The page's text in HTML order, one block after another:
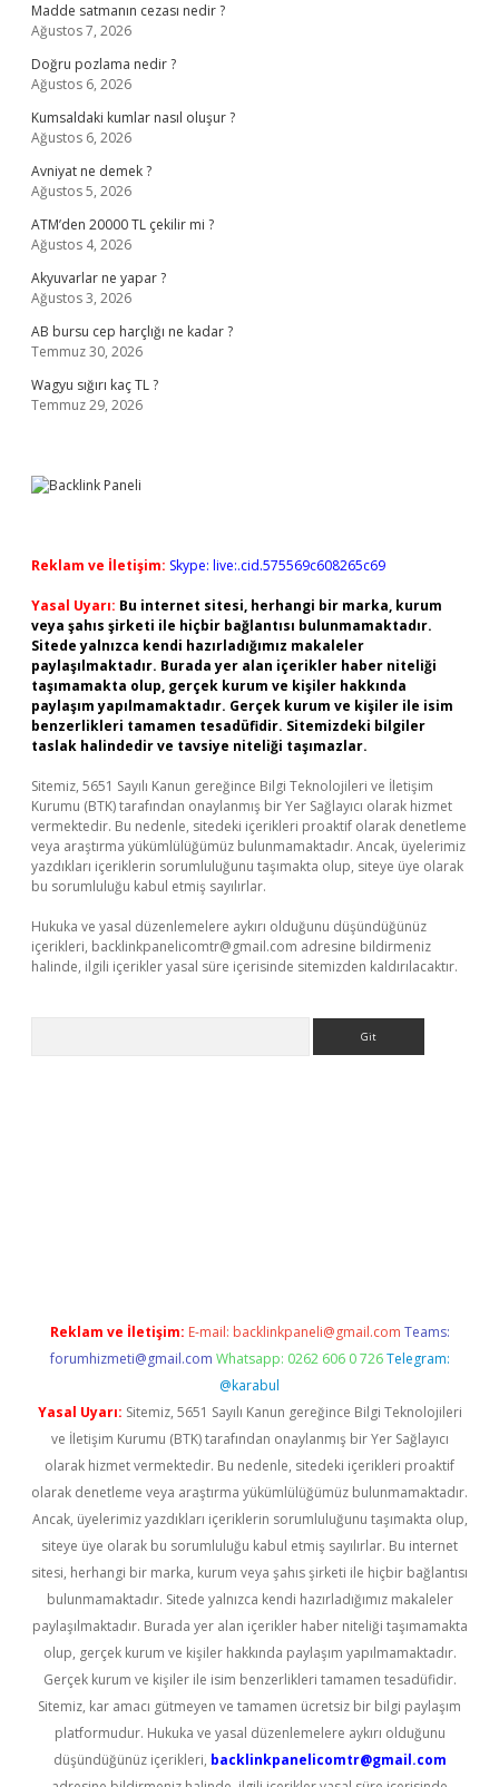
Madde satmanın cezası nedir ?
Ağustos 7, 2026
Doğru pozlama nedir ?
Ağustos 6, 2026
Kumsaldaki kumlar nasıl oluşur ?
Ağustos 6, 2026
Avniyat ne demek ?
Ağustos 5, 2026
ATM’den 20000 TL çekilir mi ?
Ağustos 4, 2026
Akyuvarlar ne yapar ?
Ağustos 3, 2026
AB bursu cep harçlığı ne kadar ?
Temmuz 30, 2026
Wagyu sığırı kaç TL ?
Temmuz 29, 2026
Reklam ve İletişim: Skype: live:.cid.575569c608265c69
Yasal Uyarı: Bu internet sitesi, herhangi bir marka, kurum
veya şahıs şirketi ile hiçbir bağlantısı bulunmamaktadır.
Sitede yalnızca kendi hazırladığımız makaleler
paylaşılmaktadır. Burada yer alan içerikler haber niteliği
taşımamakta olup, gerçek kurum ve kişiler hakkında
paylaşım yapılmamaktadır. Gerçek kurum ve kişiler ile isim
benzerlikleri tamamen tesadüfidir. Sitemizdeki bilgiler
taslak halindedir ve tavsiye niteliği taşımazlar.
Sitemiz, 5651 Sayılı Kanun gereğince Bilgi Teknolojileri ve İletişim
Kurumu (BTK) tarafından onaylanmış bir Yer Sağlayıcı olarak hizmet
vermektedir. Bu nedenle, sitedeki içerikleri proaktif olarak denetleme
veya araştırma yükümlülüğümüz bulunmamaktadır. Ancak, üyelerimiz
yazdıkları içeriklerin sorumluluğunu taşımakta olup, siteye üye olarak
bu sorumluluğu kabul etmiş sayılırlar.
Hukuka ve yasal düzenlemelere aykırı olduğunu düşündüğünüz
içerikleri, backlinkpanelicomtr@gmail.com adresine bildirmeniz
halinde, ilgili içerikler yasal süre içerisinde sitemizden kaldırılacaktır.
Reklam ve İletişim: E-mail: backlinkpaneli@gmail.com Teams:
forumhizmeti@gmail.com Whatsapp: 0262 606 0 726 Telegram:
@karabul
Yasal Uyarı: Sitemiz, 5651 Sayılı Kanun gereğince Bilgi Teknolojileri
ve İletişim Kurumu (BTK) tarafından onaylanmış bir Yer Sağlayıcı
olarak hizmet vermektedir. Bu nedenle, sitedeki içerikleri proaktif
olarak denetleme veya araştırma yükümlülüğümüz bulunmamaktadır.
Ancak, üyelerimiz yazdıkları içeriklerin sorumluluğunu taşımakta olup,
siteye üye olarak bu sorumluluğu kabul etmiş sayılırlar. Bu internet
sitesi, herhangi bir marka, kurum veya şahıs şirketi ile hiçbir bağlantısı
bulunmamaktadır. Sitede yalnızca kendi hazırladığımız makaleler
paylaşılmaktadır. Burada yer alan içerikler haber niteliği taşımamakta
olup, gerçek kurum ve kişiler hakkında paylaşım yapılmamaktadır.
Gerçek kurum ve kişiler ile isim benzerlikleri tamamen tesadüfidir.
Sitemiz, kar amacı gütmeyen ve tamamen ücretsiz bir bilgi paylaşım
platformudur. Hukuka ve yasal düzenlemelere aykırı olduğunu
düşündüğünüz içerikleri, backlinkpanelicomtr@gmail.com